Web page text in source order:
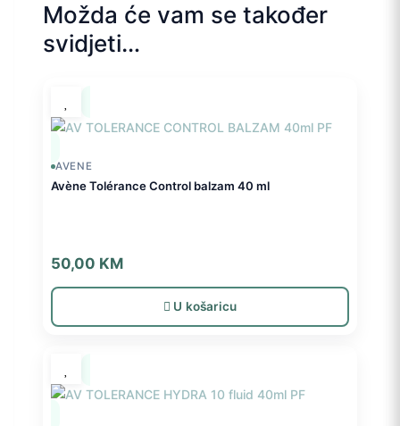
Možda će vam se također
svidjeti…
AVENE
Avène Tolérance Control balzam 40 ml
50,00 KM
U košaricu